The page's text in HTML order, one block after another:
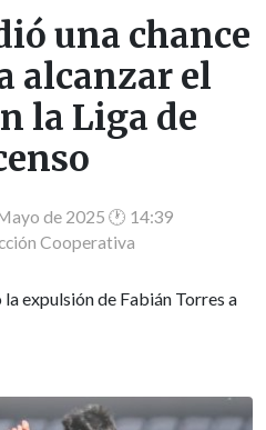
una chance
alcanzar el
la Liga de
de 2025 🕐 14:39
Cooperativa
expulsión de Fabián Torres a